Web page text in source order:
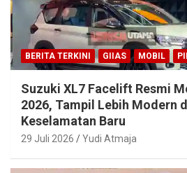
BERITA TERKINI GIIAS MOBIL
Suzuki XL7 Facelift Resmi
2026, Tampil Lebih Modern
Keselamatan Baru
29 Juli 2026 Yudi Atmaja